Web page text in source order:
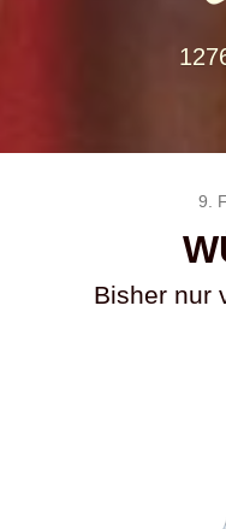
9.
Bisher nur